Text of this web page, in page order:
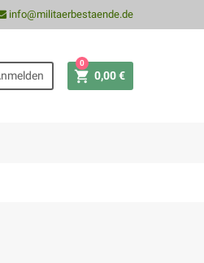
info@militaerbestaende.de
 0,00 €
0